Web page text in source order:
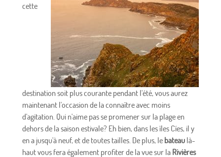
cette
destination soit plus courante pendant l'été, vous aurez
maintenant l'occasion de la connaître avec moins
d'agitation. Qui n'aime pas se promener sur la plage en
dehors de la saison estivale? Eh bien, dans les îles Cíes, il y
en a jusqu'à neuf, et de toutes tailles. De plus, le bateaulà-
haut vous fera également profiter de la vue sur la Rivières